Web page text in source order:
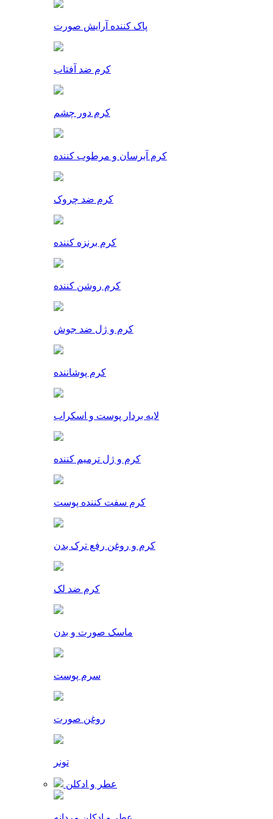
پاک کننده آرایش صورت
کرم ضد آفتاب
کرم دور چشم
کرم آبرسان و مرطوب کننده
کرم ضد چروک
کرم برنزه کننده
کرم روشن کننده
کرم و ژل ضد جوش
کرم پوشاننده
لایه بردار پوست و اسکراب
کرم و ژل ترمیم کننده
کرم سفت کننده پوست
کرم و روغن رفع ترک بدن
کرم ضد لک
ماسک صورت و بدن
سرم پوست
روغن صورت
تونر
عطر و ادکلن